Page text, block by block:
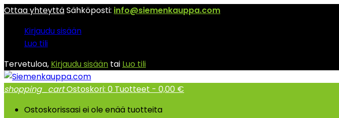
Ottaa yhteyttäSähköposti: info@siemenkauppa.com
Kirjaudu sisään
Luo tili
Tervetuloa, Kirjaudu sisään tai Luo tili
shopping_cartOstoskori: 0 Tuotteet - 0,00 €
Ostoskorissasi ei ole enää tuotteita